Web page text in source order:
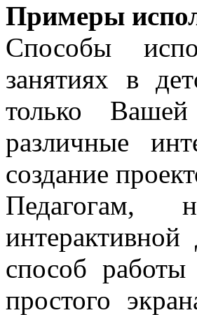
Примеры
Способы
занятиях в
только
различные
создание
Педагогам,
способ
простого